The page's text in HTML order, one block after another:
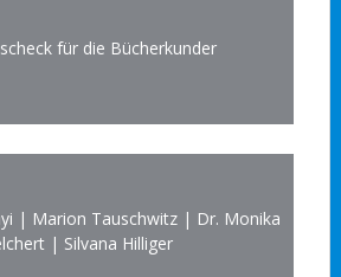
für die Bücherkunder
| Marion Tauschwitz | Dr. Monika
| Silvana Hilliger